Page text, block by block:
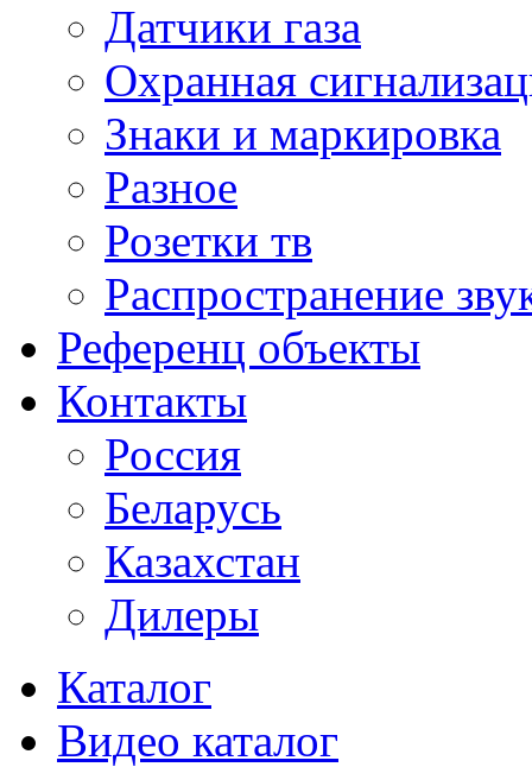
Датчики газа
Охранная
Знаки и маркировка
Разное
Розетки тв
Распространение
Референц объекты
Контакты
Россия
Беларусь
Казахстан
Дилеры
Каталог
Видео каталог